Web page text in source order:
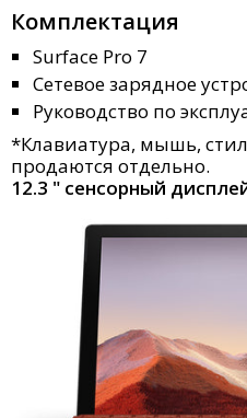
Комплектация
Surface Pro 7
Сетевое зарядное
Руководство по
*Клавиатура, мышь,
продаются отдельно.
12.3 " сенсорный